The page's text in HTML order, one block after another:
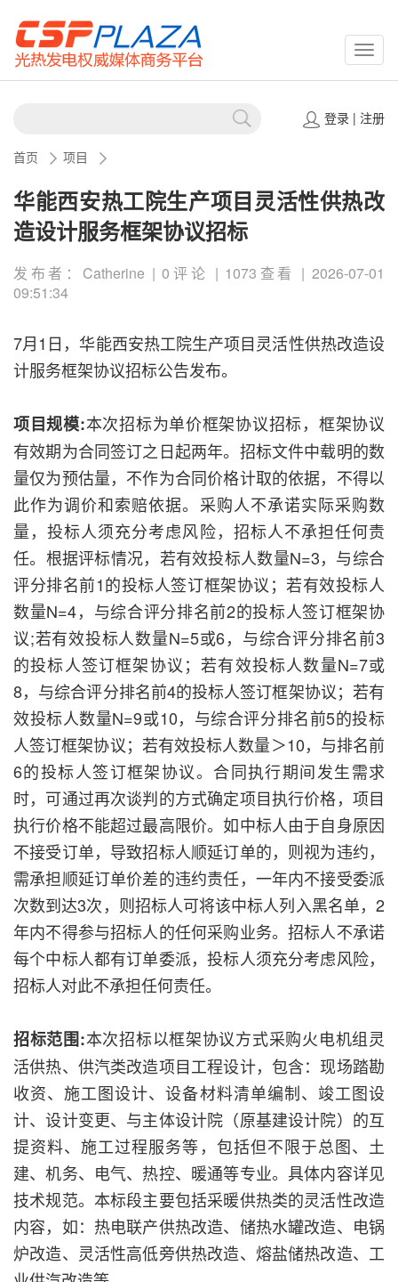
登录| 注册
首页 项目
华能西安热工院生产项目灵活性供热改
造设计服务框架协议招标
发布者：Catherine | 0评论 | 1073查看 | 2026-07-01
09:51:34
7月1日，华能西安热工院生产项目灵活性供热改造设
计服务框架协议招标公告发布。
项目规模:本次招标为单价框架协议招标，框架协议
有效期为合同签订之日起两年。招标文件中载明的数
量仅为预估量，不作为合同价格计取的依据，不得以
此作为调价和索赔依据。采购人不承诺实际采购数
量，投标人须充分考虑风险，招标人不承担任何责
任。根据评标情况，若有效投标人数量N=3，与综合
评分排名前1的投标人签订框架协议；若有效投标人
数量N=4，与综合评分排名前2的投标人签订框架协
议;若有效投标人数量N=5或6，与综合评分排名前3
的投标人签订框架协议；若有效投标人数量N=7或
8，与综合评分排名前4的投标人签订框架协议；若有
效投标人数量N=9或10，与综合评分排名前5的投标
人签订框架协议；若有效投标人数量＞10，与排名前
6的投标人签订框架协议。合同执行期间发生需求
时，可通过再次谈判的方式确定项目执行价格，项目
执行价格不能超过最高限价。如中标人由于自身原因
不接受订单，导致招标人顺延订单的，则视为违约，
需承担顺延订单价差的违约责任，一年内不接受委派
次数到达3次，则招标人可将该中标人列入黑名单，2
年内不得参与招标人的任何采购业务。招标人不承诺
每个中标人都有订单委派，投标人须充分考虑风险，
招标人对此不承担任何责任。
招标范围:本次招标以框架协议方式采购火电机组灵
活供热、供汽类改造项目工程设计，包含：现场踏勘
收资、施工图设计、设备材料清单编制、竣工图设
计、设计变更、与主体设计院（原基建设计院）的互
提资料、施工过程服务等，包括但不限于总图、土
建、机务、电气、热控、暖通等专业。具体内容详见
技术规范。本标段主要包括采暖供热类的灵活性改造
内容，如：热电联产供热改造、储热水罐改造、电锅
炉改造、灵活性高低旁供热改造、熔盐储热改造、工